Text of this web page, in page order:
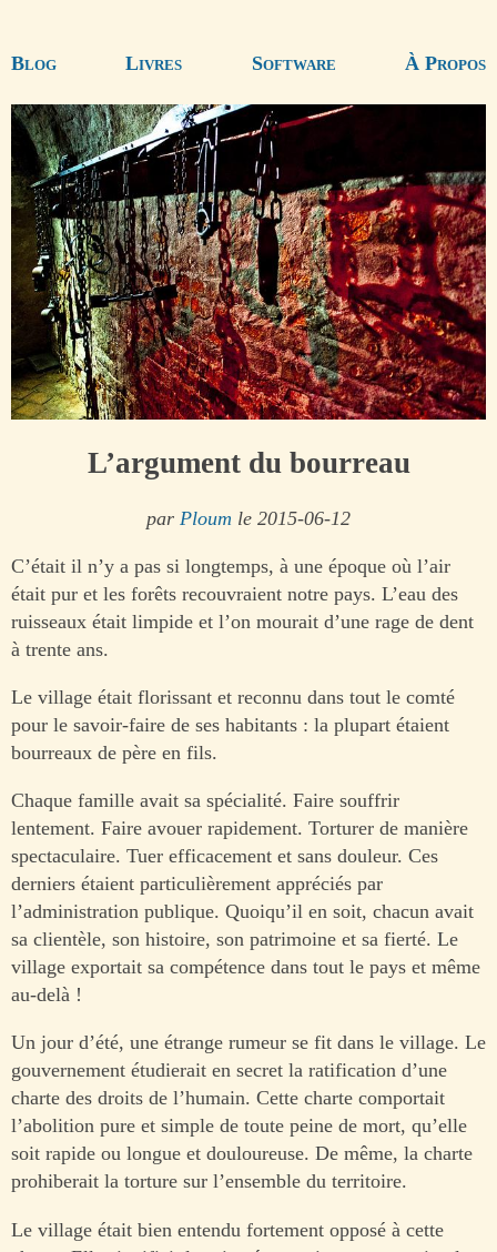
Blog Livres Software À Propos
L’argument du bourreau
par Ploum le 2015-06-12
C’était il n’y a pas si longtemps, à une époque où l’air
était pur et les forêts recouvraient notre pays. L’eau des
ruisseaux était limpide et l’on mourait d’une rage de dent
à trente ans.
Le village était florissant et reconnu dans tout le comté
pour le savoir-faire de ses habitants : la plupart étaient
bourreaux de père en fils.
Chaque famille avait sa spécialité. Faire souffrir
lentement. Faire avouer rapidement. Torturer de manière
spectaculaire. Tuer efficacement et sans douleur. Ces
derniers étaient particulièrement appréciés par
l’administration publique. Quoiqu’il en soit, chacun avait
sa clientèle, son histoire, son patrimoine et sa fierté. Le
village exportait sa compétence dans tout le pays et même
au-delà !
Un jour d’été, une étrange rumeur se fit dans le village. Le
gouvernement étudierait en secret la ratification d’une
charte des droits de l’humain. Cette charte comportait
l’abolition pure et simple de toute peine de mort, qu’elle
soit rapide ou longue et douloureuse. De même, la charte
prohiberait la torture sur l’ensemble du territoire.
Le village était bien entendu fortement opposé à cette